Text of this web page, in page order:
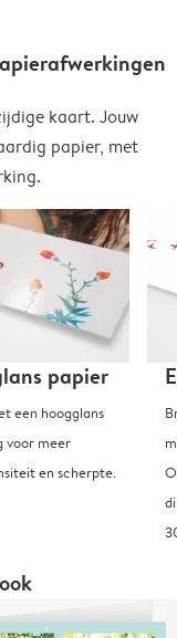
kaart. Jouw
papier, met
papier
een hoogglans
voor meer
en scherpte.